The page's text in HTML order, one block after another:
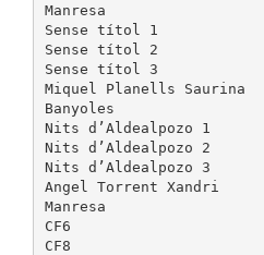
Manresa
Sense títol 1
Sense títol 2
Sense títol 3
Miquel Planells Saurina
Banyoles
Nits d’Aldealpozo 1
Nits d’Aldealpozo 2
Nits d’Aldealpozo 3
Angel Torrent Xandri
Manresa
CF6
CF8